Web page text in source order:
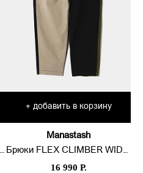
+ добавить в корзину
Manastash
Брюки FLEX CLIMBER WIDE LEG
16 990 Р.